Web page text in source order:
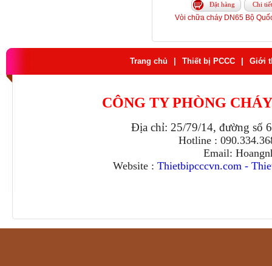
Đặt hàng Chi tiết
Vòi chữa cháy DN65 Bộ
Trang chủ Thiết bị PCCC Giới
CÔNG TY PHÒNG
Địa chỉ: 25/79/14, đường số
Hotline :
Email:
Website : Thietbipcccvn.com -